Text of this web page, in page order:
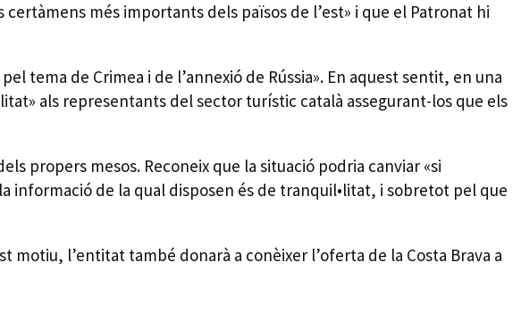
més importants dels països de l’est» i que el Patronat hi
tema de Crimea i de l’annexió de Rússia». En aquest sentit, en una
als representants del sector turístic català assegurant-los que els
propers mesos. Reconeix que la situació podria canviar «si
informació de la qual disposen és de tranquil•litat, i sobretot pel que
motiu, l’entitat també donarà a conèixer l’oferta de la Costa Brava a